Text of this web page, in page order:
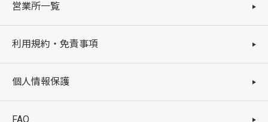
営業所一覧
利用規約・免責事項
個人情報保護
FAQ